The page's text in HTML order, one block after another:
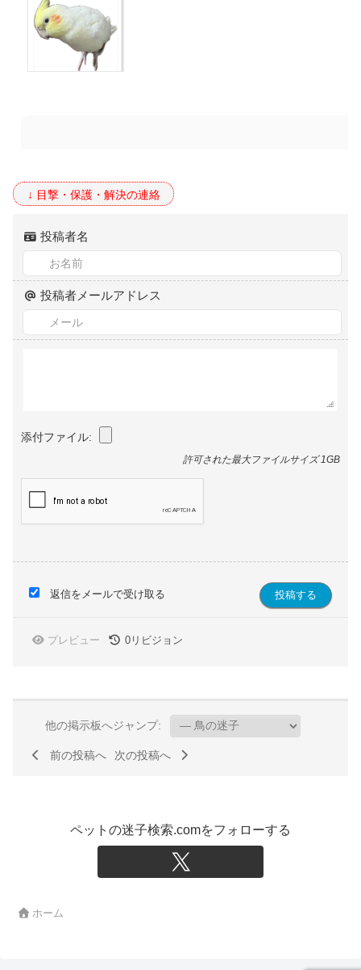
投稿者名
投稿者メールアドレス
添付ファイル:
許可された最大ファイルサイズ 1GB
返信をメールで受け取る
プレビュー 0リビジョン
他の掲示板へジャンプ:
前の投稿へ 次の投稿へ
ペットの迷子検索.comをフォローする
ホーム